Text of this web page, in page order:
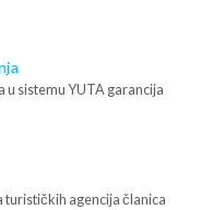
u sistemu YUTA garancija
turističkih agencija članica